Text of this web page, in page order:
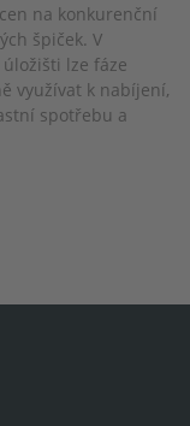
na konkurenční
špiček. V
lze fáze
využívat k nabíjení,
spotřebu a